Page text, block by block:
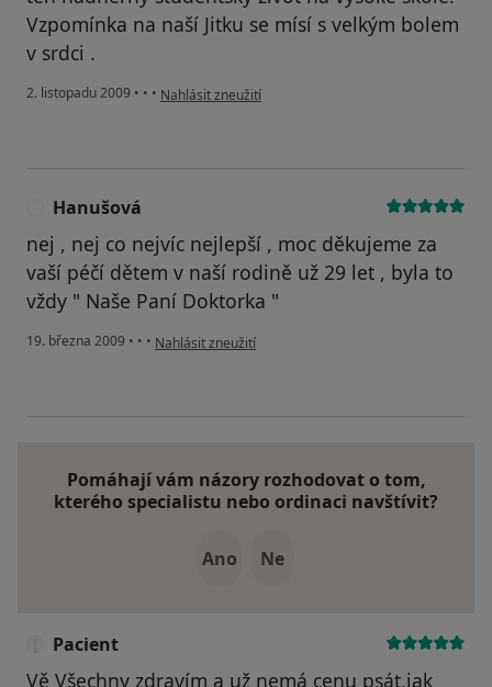
Vzpomínka na naší Jitku se mísí s velkým bolem
v srdci .
2. listopadu 2009 • • • podle názoru uživatele Váš účet byl odstraněn
Nahlásit zneužití
Hanušová
nej , nej co nejvíc nejlepší , moc děkujeme za
vaší péčí dětem v naší rodině už 29 let , byla to
vždy " Naše Paní Doktorka "
19. března 2009 • • • podle názoru uživatele Hanušová
Nahlásit zneužití
Pomáhají vám názory rozhodovat o tom,
kterého specialistu nebo ordinaci navštívit?
Ano Ne
Pacient
Vě Všechny zdravím a už nemá cenu psát,jak